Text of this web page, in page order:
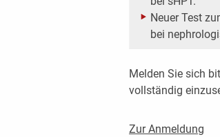
Neuer Test
bei
Melden Sie sich
vollständig
Zur Anmeldung